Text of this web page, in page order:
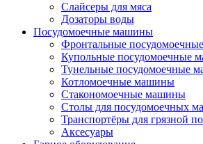
Слайсеры для мяса
Дозаторы воды
Посудомоечные машины
Фронтальные
Купольные посудомоечные
Тунельные посудомоечные
Котломоечные машины
Стакономоечные машины
Столы для посудомоечных
Транспортёры для грязной
Аксесуары